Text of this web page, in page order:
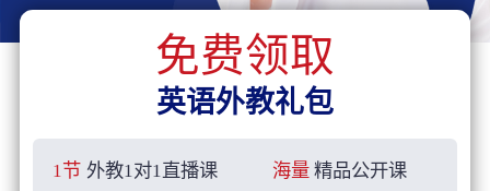
免费领取
英语外教礼包
1节 外教1对1直播课 海量 精品公开课